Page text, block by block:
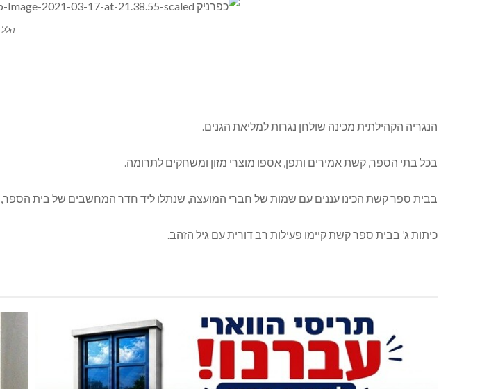
הלל
הנגריה הקהילתית מכינה שולחן נגרות למליאת הגנים.
בכל בתי הספר, קשת אמירים ותפן, אספו מוצרי מזון ומשחקים לתרומה.
בבית ספר קשת הכינו עננים עם שמות של חברי המועצה, שנתלו ליד חדר המחשבים של בית הספר,
כיתות ג’ בבית ספר קשת קיימו פעילות רב דורית עם גיל הזהב.